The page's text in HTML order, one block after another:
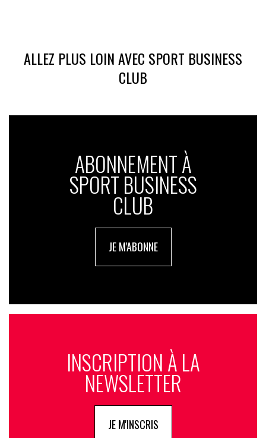
ALLEZ PLUS LOIN AVEC SPORT BUSINESS
CLUB
ABONNEMENT À
SPORT BUSINESS
CLUB
JE M'ABONNE
INSCRIPTION À LA
NEWSLETTER
JE M'INSCRIS